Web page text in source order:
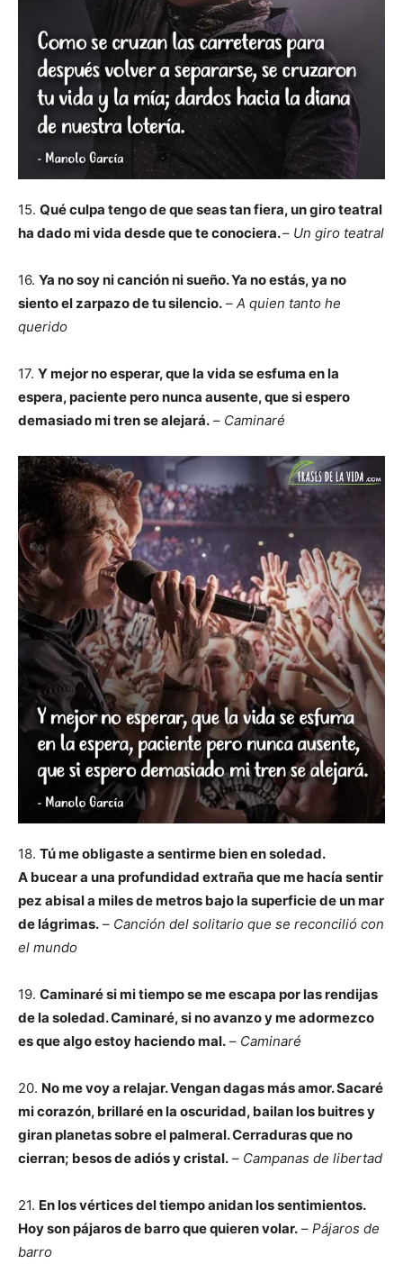
15. Qué culpa tengo de que seas tan fiera, un giro teatral
ha dado mi vida desde que te conociera.– Un giro teatral
16. Ya no soy ni canción ni sueño. Ya no estás, ya no
siento el zarpazo de tu silencio. – A quien tanto he
querido
17. Y mejor no esperar, que la vida se esfuma en la
espera, paciente pero nunca ausente,que si espero
demasiado mi tren se alejará. – Caminaré
18. Tú me obligaste a sentirme bien en soledad.
A bucear a una profundidad extraña que me hacía sentir
pez abisal a miles de metros bajo la superficie de un mar
de lágrimas. – Canción del solitario que se reconcilió con
el mundo
19. Caminaré si mi tiempo se me escapa por las rendijas
de la soledad. Caminaré, si no avanzo y me adormezco
es que algo estoy haciendo mal. – Caminaré
20. No me voy a relajar. Vengan dagas más amor. Sacaré
mi corazón, brillaré en la oscuridad, bailan los buitres y
giran planetas sobre el palmeral. Cerraduras que no
cierran; besos de adiós y cristal. – Campanas de libertad
21. En los vértices del tiempo anidan los sentimientos.
Hoy son pájaros de barro que quieren volar. – Pájaros de
barro